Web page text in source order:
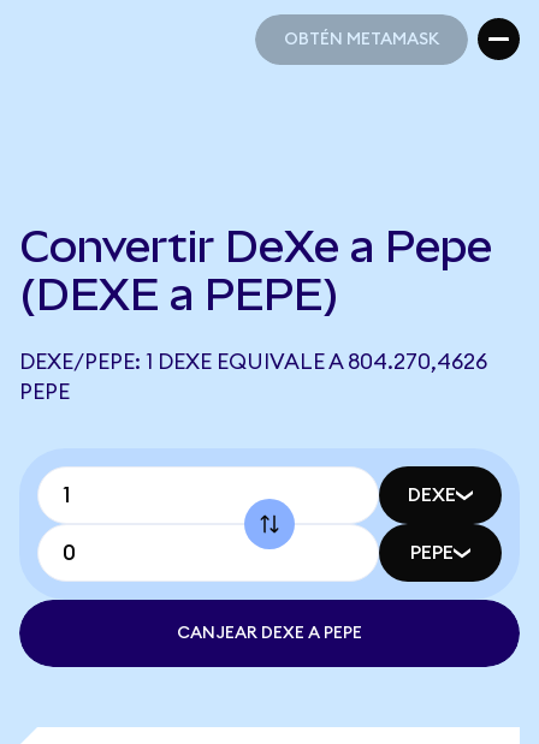
OBTÉN METAMASK
Convertir DeXe a Pepe
(DEXE a PEPE)
DEXE/PEPE: 1 DEXE EQUIVALE A 804.270,4626
PEPE
DEXE
PEPE
CANJEAR DEXE A PEPE